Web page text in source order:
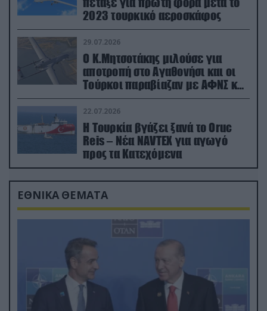
2023 τουρκικό αεροσκάφος
29.07.2026
Ο Κ.Μητσοτάκης μιλούσε για
αποτροπή στο Αγαθονήσι και οι
Τούρκοι παραβίαζαν με ΑΦΝΣ και
drone
22.07.2026
Η Τουρκία βγάζει ξανά το Oruc
Reis – Νέα NAVTEX για αγωγό
προς τα Κατεχόμενα
ΕΘΝΙΚΑ ΘΕΜΑΤΑ